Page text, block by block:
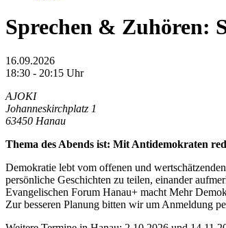
Sprechen & Zuhören:
16.09.2026
18:30 - 20:15 Uhr
AJOKI
Johanneskirchplatz 1
63450 Hanau
Thema des Abends ist: Mit Antidemokraten
Demokratie lebt vom offenen und
persönliche Geschichten zu teilen, einander
Evangelischen Forum Hanau+ macht Mehr
Zur besseren Planung bitten wir um Anmeldung